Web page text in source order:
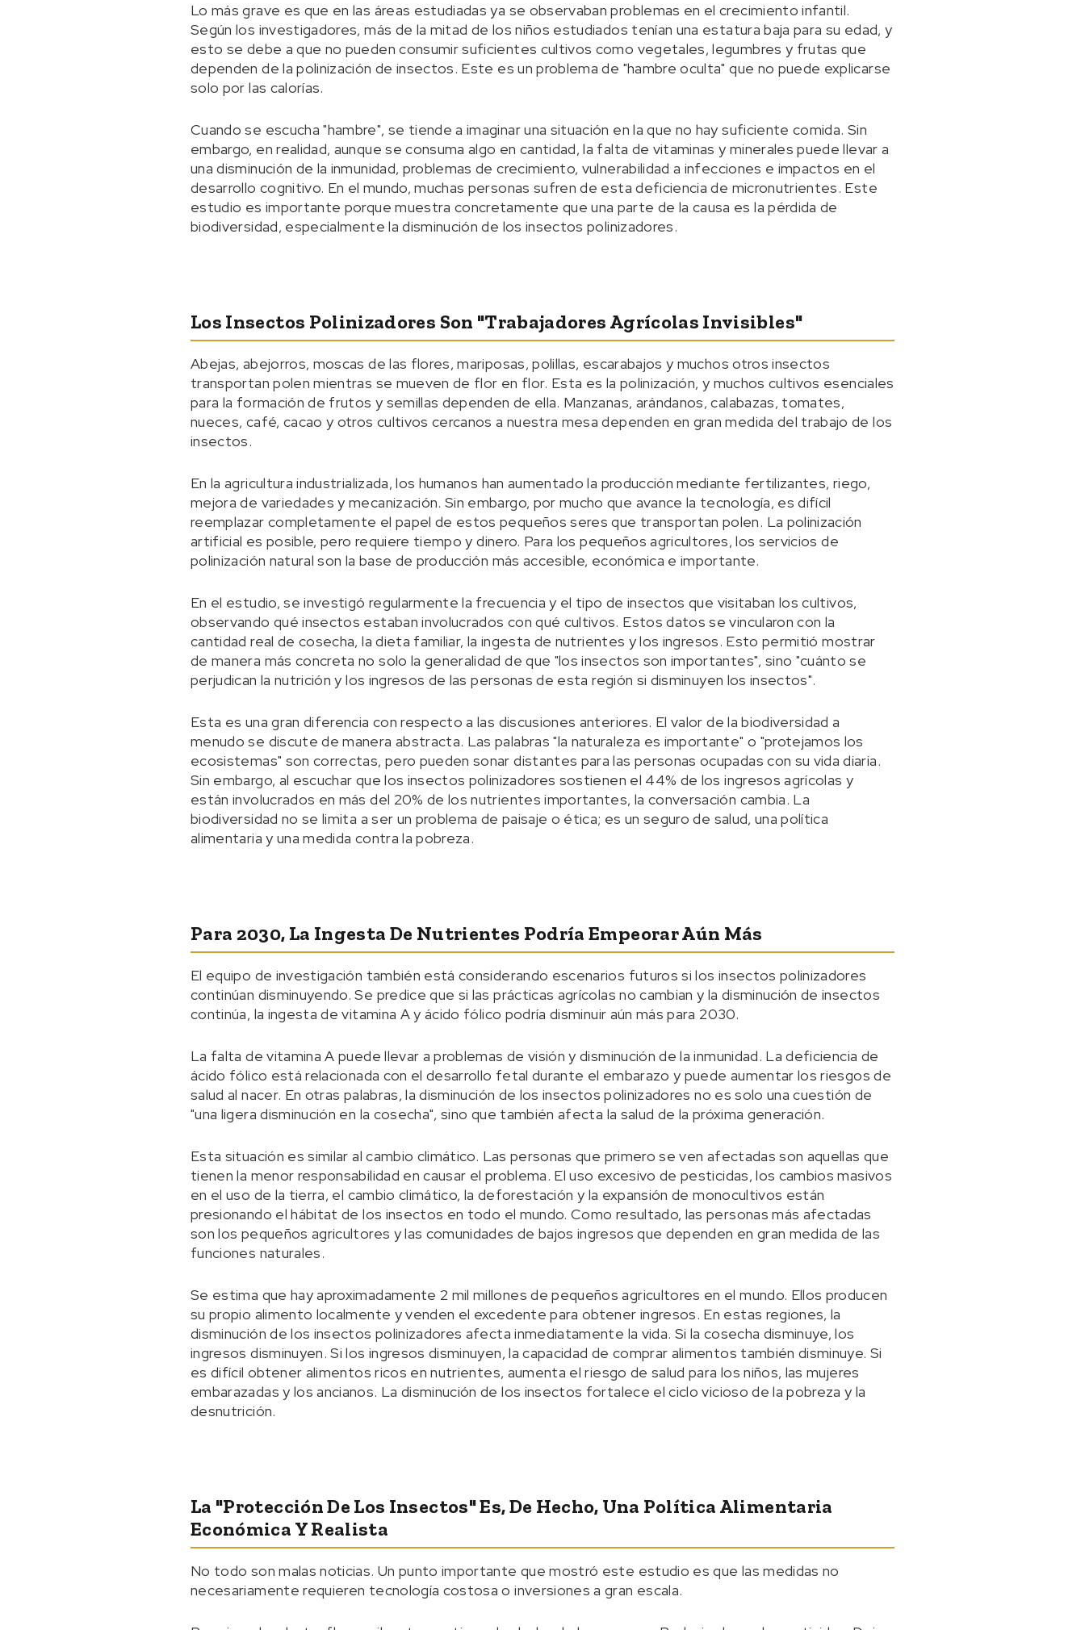
Lo más grave es que en las áreas estudiadas ya se observaban problemas en el crecimiento infantil.
Según los investigadores, más de la mitad de los niños estudiados tenían una estatura baja para su edad, y
esto se debe a que no pueden consumir suficientes cultivos como vegetales, legumbres y frutas que
dependen de la polinización de insectos. Este es un problema de "hambre oculta" que no puede explicarse
solo por las calorías.
Cuando se escucha "hambre", se tiende a imaginar una situación en la que no hay suficiente comida. Sin
embargo, en realidad, aunque se consuma algo en cantidad, la falta de vitaminas y minerales puede llevar a
una disminución de la inmunidad, problemas de crecimiento, vulnerabilidad a infecciones e impactos en el
desarrollo cognitivo. En el mundo, muchas personas sufren de esta deficiencia de micronutrientes. Este
estudio es importante porque muestra concretamente que una parte de la causa es la pérdida de
biodiversidad, especialmente la disminución de los insectos polinizadores.
Los Insectos Polinizadores Son "trabajadores Agrícolas Invisibles"
Abejas, abejorros, moscas de las flores, mariposas, polillas, escarabajos y muchos otros insectos
transportan polen mientras se mueven de flor en flor. Esta es la polinización, y muchos cultivos esenciales
para la formación de frutos y semillas dependen de ella. Manzanas, arándanos, calabazas, tomates,
nueces, café, cacao y otros cultivos cercanos a nuestra mesa dependen en gran medida del trabajo de los
insectos.
En la agricultura industrializada, los humanos han aumentado la producción mediante fertilizantes, riego,
mejora de variedades y mecanización. Sin embargo, por mucho que avance la tecnología, es difícil
reemplazar completamente el papel de estos pequeños seres que transportan polen. La polinización
artificial es posible, pero requiere tiempo y dinero. Para los pequeños agricultores, los servicios de
polinización natural son la base de producción más accesible, económica e importante.
En el estudio, se investigó regularmente la frecuencia y el tipo de insectos que visitaban los cultivos,
observando qué insectos estaban involucrados con qué cultivos. Estos datos se vincularon con la
cantidad real de cosecha, la dieta familiar, la ingesta de nutrientes y los ingresos. Esto permitió mostrar
de manera más concreta no solo la generalidad de que "los insectos son importantes", sino "cuánto se
perjudican la nutrición y los ingresos de las personas de esta región si disminuyen los insectos".
Esta es una gran diferencia con respecto a las discusiones anteriores. El valor de la biodiversidad a
menudo se discute de manera abstracta. Las palabras "la naturaleza es importante" o "protejamos los
ecosistemas" son correctas, pero pueden sonar distantes para las personas ocupadas con su vida diaria.
Sin embargo, al escuchar que los insectos polinizadores sostienen el 44% de los ingresos agrícolas y
están involucrados en más del 20% de los nutrientes importantes, la conversación cambia. La
biodiversidad no se limita a ser un problema de paisaje o ética; es un seguro de salud, una política
alimentaria y una medida contra la pobreza.
Para 2030, La Ingesta De Nutrientes Podría Empeorar Aún Más
El equipo de investigación también está considerando escenarios futuros si los insectos polinizadores
continúan disminuyendo. Se predice que si las prácticas agrícolas no cambian y la disminución de insectos
continúa, la ingesta de vitamina A y ácido fólico podría disminuir aún más para 2030.
La falta de vitamina A puede llevar a problemas de visión y disminución de la inmunidad. La deficiencia de
ácido fólico está relacionada con el desarrollo fetal durante el embarazo y puede aumentar los riesgos de
salud al nacer. En otras palabras, la disminución de los insectos polinizadores no es solo una cuestión de
"una ligera disminución en la cosecha", sino que también afecta la salud de la próxima generación.
Esta situación es similar al cambio climático. Las personas que primero se ven afectadas son aquellas que
tienen la menor responsabilidad en causar el problema. El uso excesivo de pesticidas, los cambios masivos
en el uso de la tierra, el cambio climático, la deforestación y la expansión de monocultivos están
presionando el hábitat de los insectos en todo el mundo. Como resultado, las personas más afectadas
son los pequeños agricultores y las comunidades de bajos ingresos que dependen en gran medida de las
funciones naturales.
Se estima que hay aproximadamente 2 mil millones de pequeños agricultores en el mundo. Ellos producen
su propio alimento localmente y venden el excedente para obtener ingresos. En estas regiones, la
disminución de los insectos polinizadores afecta inmediatamente la vida. Si la cosecha disminuye, los
ingresos disminuyen. Si los ingresos disminuyen, la capacidad de comprar alimentos también disminuye. Si
es difícil obtener alimentos ricos en nutrientes, aumenta el riesgo de salud para los niños, las mujeres
embarazadas y los ancianos. La disminución de los insectos fortalece el ciclo vicioso de la pobreza y la
desnutrición.
La "protección De Los Insectos" Es, De Hecho, Una Política Alimentaria
Económica Y Realista
No todo son malas noticias. Un punto importante que mostró este estudio es que las medidas no
necesariamente requieren tecnología costosa o inversiones a gran escala.